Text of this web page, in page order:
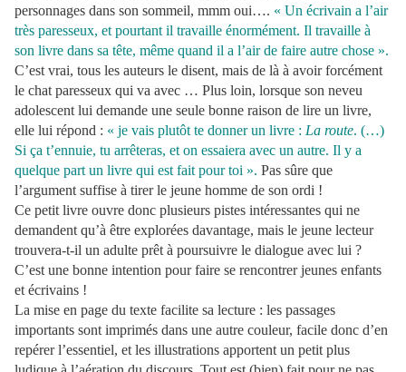
personnages dans son sommeil, mmm oui…. « Un écrivain a l’air
très paresseux, et pourtant il travaille énormément. Il travaille à
son livre dans sa tête, même quand il a l’air de faire autre chose ».
C’est vrai, tous les auteurs le disent, mais de là à avoir forcément
le chat paresseux qui va avec … Plus loin, lorsque son neveu
adolescent lui demande une seule bonne raison de lire un livre,
elle lui répond : « je vais plutôt te donner un livre : La route. (…)
Si ça t’ennuie, tu arrêteras, et on essaiera avec un autre. Il y a
quelque part un livre qui est fait pour toi ». Pas sûre que
l’argument suffise à tirer le jeune homme de son ordi !
Ce petit livre ouvre donc plusieurs pistes intéressantes qui ne
demandent qu’à être explorées davantage, mais le jeune lecteur
trouvera-t-il un adulte prêt à poursuivre le dialogue avec lui ?
C’est une bonne intention pour faire se rencontrer jeunes enfants
et écrivains !
La mise en page du texte facilite sa lecture : les passages
importants sont imprimés dans une autre couleur, facile donc d’en
repérer l’essentiel, et les illustrations apportent un petit plus